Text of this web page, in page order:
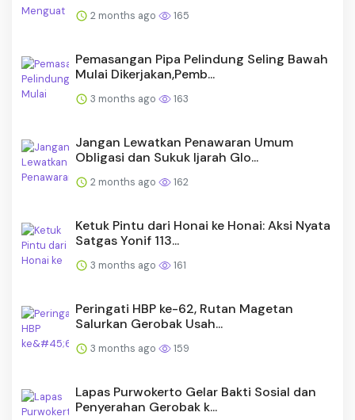
2 months ago 165
Pemasangan Pipa Pelindung Seling Bawah
Mulai Dikerjakan,Pemb...
3 months ago 163
Jangan Lewatkan Penawaran Umum
Obligasi dan Sukuk Ijarah Glo...
2 months ago 162
Ketuk Pintu dari Honai ke Honai: Aksi Nyata
Satgas Yonif 113...
3 months ago 161
Peringati HBP ke-62, Rutan Magetan
Salurkan Gerobak Usah...
3 months ago 159
Lapas Purwokerto Gelar Bakti Sosial dan
Penyerahan Gerobak k...